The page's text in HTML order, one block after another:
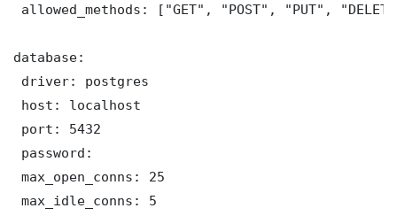
allowed_methods: ["GET", "POST", "PUT",
database:
driver: postgres
host: localhost
port: 5432
password:
max_open_conns: 25
max_idle_conns: 5